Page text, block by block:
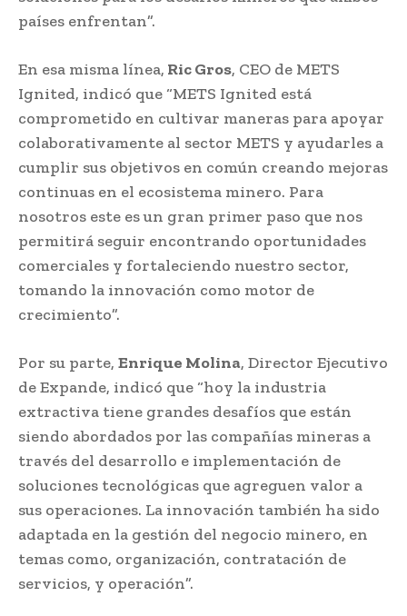
países enfrentan”.
En esa misma línea, Ric Gros, CEO de METS
Ignited, indicó que “METS Ignited está
comprometido en cultivar maneras para apoyar
colaborativamente al sector METS y ayudarles a
cumplir sus objetivos en común creando mejoras
continuas en el ecosistema minero. Para
nosotros este es un gran primer paso que nos
permitirá seguir encontrando oportunidades
comerciales y fortaleciendo nuestro sector,
tomando la innovación como motor de
crecimiento”.
Por su parte, Enrique Molina, Director Ejecutivo
de Expande, indicó que “hoy la industria
extractiva tiene grandes desafíos que están
siendo abordados por las compañías mineras a
través del desarrollo e implementación de
soluciones tecnológicas que agreguen valor a
sus operaciones. La innovación también ha sido
adaptada en la gestión del negocio minero, en
temas como, organización, contratación de
servicios, y operación”.